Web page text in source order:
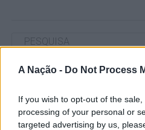
A Nação - Do Not Process
If you wish to opt-out of the
processing of your personal or
targeted advertising by us,
ARTIGOS
“Millennium Estoril Open
com vitória do francês Luca